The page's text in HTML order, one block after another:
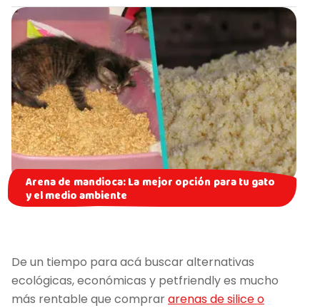
Arena de mandioca: La mejor opción para tu gato
y el medio ambiente
De un tiempo para acá buscar alternativas
ecológicas, económicas y petfriendly es mucho
más rentable que comprararenas de silice o